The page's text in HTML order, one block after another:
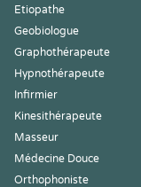
Etiopathe
Geobiologue
Graphothérapeute
Hypnothérapeute
Infirmier
Kinesithérapeute
Masseur
Médecine Douce
Orthophoniste